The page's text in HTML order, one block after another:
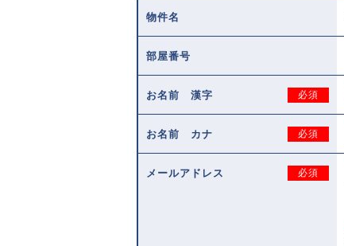
物件名
部屋番号
お名前 漢字 必須
お名前 カナ 必須
メールアドレス 必須